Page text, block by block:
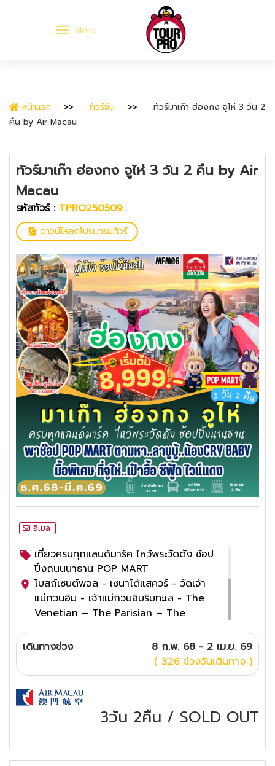
Menu
หน้าแรก ทัวร์จีน
ทัวร์มาเก๊า ฮ่องกง จูไห่ 3 วัน 2
คืน by Air Macau
ทัวร์มาเก๊า ฮ่องกง จูไห่ 3 วัน 2 คืน by Air
Macau
รหัสทัวร์ : TPRO250509
ดาวน์โหลดโปรแกรมทัวร์
อีเมล
เที่ยวครบทุกแลนด์มาร์ค ไหว้พระวัดดัง ช้อป
ปิ้งถนนนาธาน POP MART
โบสถ์เซนต์พอล - เซนาโด้แสควร์ - วัดเจ้า
แม่กวนอิม - เจ้าแม่กวนอิมริมทะเล - The
Venetian – The Parisian – The
โลก – อ่าวน้ำตื้น - วัดฮองฮำ – วัดกังหัน
- ช้อปปิ้งนานธาน - โรงละครหอไข่มุก – บัว
หิมะ – หวีหนี่ – หยก – POP MART
เมนูพิเศษ เป๋าฮื้อ ซีฟู้ด ไวน์แดง
4ดาว
เดินทางช่วง
8 ก.พ. 68 - 2 เม.ย. 69
( 326 ช่วงวันเดินทาง )
3วัน 2คืน / SOLD OUT